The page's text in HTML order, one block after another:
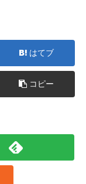
はてブ
コピー